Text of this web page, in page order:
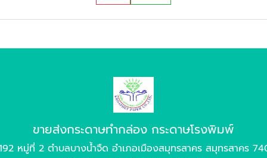
ขายส่งกระดาษทำกล่อง กระดาษโรงพิมพ์
หมู่ที่ 2 ตำบลบางน้ำจืด อำเภอเมืองสมุทรสาคร สมุทรสาคร